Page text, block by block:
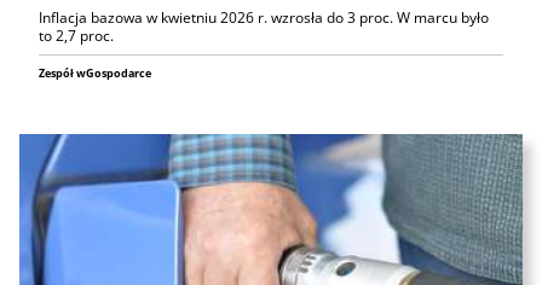
Inflacja bazowa w kwietniu 2026 r. wzrosła do 3 proc. W marcu było
to 2,7 proc.
Zespół wGospodarce